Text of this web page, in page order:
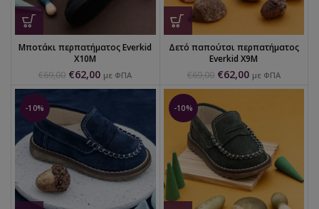
Μποτάκι περπατήματος Everkid
X10M
€69,00 €62,00 με ΦΠΑ
Δετό παπούτσι περπατήματος
Everkid X9M
€69,00 €62,00 με ΦΠΑ
-10% -10%